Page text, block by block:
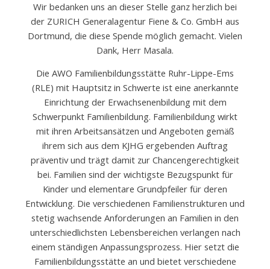
Wir bedanken uns an dieser Stelle ganz herzlich bei
der ZURICH Generalagentur Fiene & Co. GmbH aus
Dortmund, die diese Spende möglich gemacht. Vielen
Dank, Herr Masala.
Die AWO Familienbildungsstätte Ruhr-Lippe-Ems
(RLE) mit Hauptsitz in Schwerte ist eine anerkannte
Einrichtung der Erwachsenenbildung mit dem
Schwerpunkt Familienbildung. Familienbildung wirkt
mit ihren Arbeitsansätzen und Angeboten gemäß
ihrem sich aus dem KJHG ergebenden Auftrag
präventiv und trägt damit zur Chancengerechtigkeit
bei. Familien sind der wichtigste Bezugspunkt für
Kinder und elementare Grundpfeiler für deren
Entwicklung. Die verschiedenen Familienstrukturen und
stetig wachsende Anforderungen an Familien in den
unterschiedlichsten Lebensbereichen verlangen nach
einem ständigen Anpassungsprozess. Hier setzt die
Familienbildungsstätte an und bietet verschiedene